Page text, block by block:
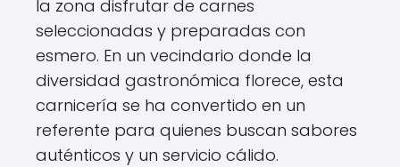
la zona disfrutar de carnes
seleccionadas y preparadas con
esmero. En un vecindario donde la
diversidad gastronómica florece, esta
carnicería se ha convertido en un
referente para quienes buscan sabores
auténticos y un servicio cálido.